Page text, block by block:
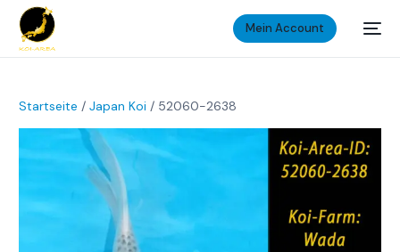
Mein Account
Startseite /Japan Koi / 52060-2638